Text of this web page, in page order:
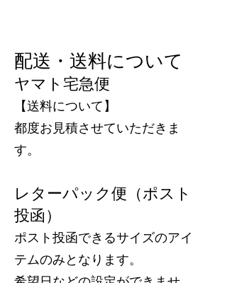
配送・送料について
ヤマト宅急便
【送料について】
都度お見積させていただきま
す。
レターパック便（ポスト
投函）
ポスト投函できるサイズのアイ
テムのみとなります。